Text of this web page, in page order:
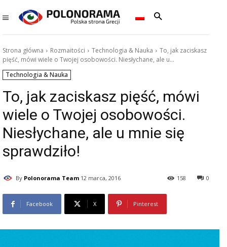
Strona główna Rozmaitości Technologia & Nauka
To, jak zaciskasz
pięść, mówi wiele o Twojej osobowości. Niesłychane, ale u...
Technologia & Nauka
To, jak zaciskasz pięść, mówi
wiele o Twojej osobowości.
Niesłychane, ale u mnie się
sprawdziło!
By Polonorama Team 12 marca, 2016 0
158
Facebook X Pinterest